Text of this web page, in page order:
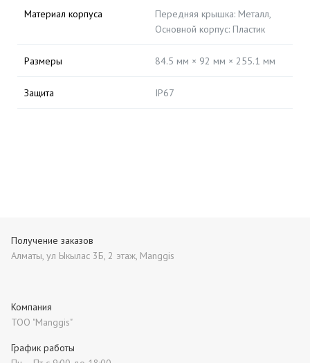
Материал корпуса
Передняя крышка: Металл,
Основной корпус: Пластик
Размеры 84.5 мм × 92 мм × 255.1 мм
Защита IP67
Получение заказов
Алматы, ул Ыкылас 3Б, 2 этаж, Manggis
Компания
ТОО "Manggis"
График работы